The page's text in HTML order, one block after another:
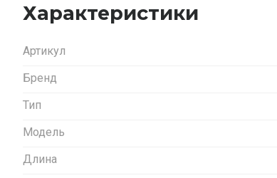
Характеристики
Артикул
Бренд
Тип
Модель
Длина